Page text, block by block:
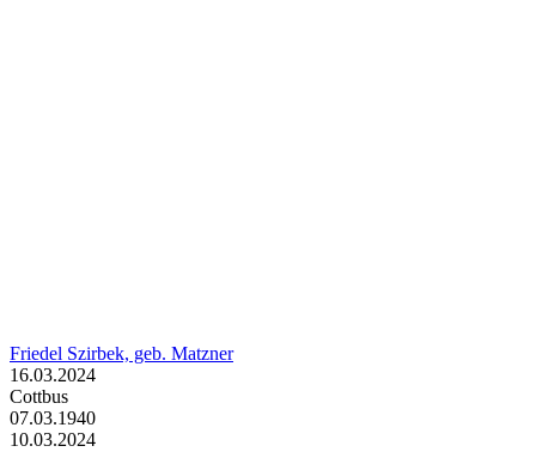
Friedel Szirbek, geb. Matzner
16.03.2024
Cottbus
07.03.1940
10.03.2024